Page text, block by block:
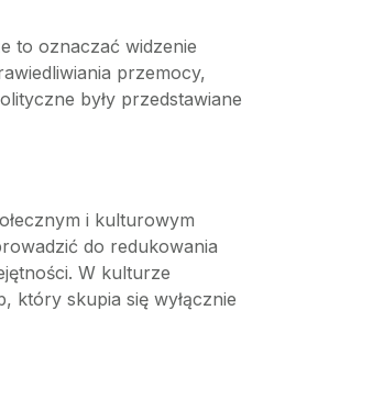
to oznaczać widzenie
przemocy,
były przedstawiane
i kulturowym
do redukowania
W kulturze
który skupia się wyłącznie